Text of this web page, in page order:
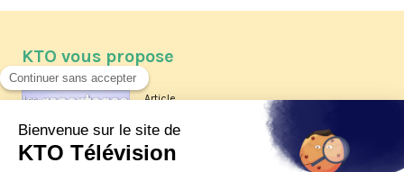
KTO vous propose
Article
Les reportages d'été 2026 de KTO